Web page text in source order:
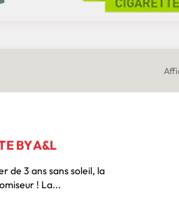
BY A&L
de 3 ans sans soleil, la
! La...